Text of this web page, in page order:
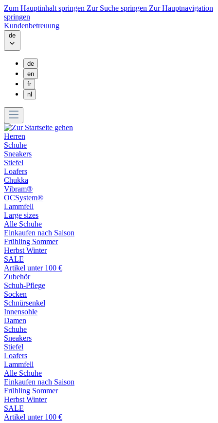
Zum Hauptinhalt springen Zur Suche springen Zur Hauptnavigation
springen
Kundenbetreuung
de
de
en
fr
nl
Herren
Schuhe
Sneakers
Stiefel
Loafers
Chukka
Vibram®
OCSystem®
Lammfell
Large sizes
Alle Schuhe
Einkaufen nach Saison
Frühling Sommer
Herbst Winter
SALE
Artikel unter 100 €
Zubehör
Schuh-Pflege
Socken
Schnürsenkel
Innensohle
Damen
Schuhe
Sneakers
Stiefel
Loafers
Lammfell
Alle Schuhe
Einkaufen nach Saison
Frühling Sommer
Herbst Winter
SALE
Artikel unter 100 €